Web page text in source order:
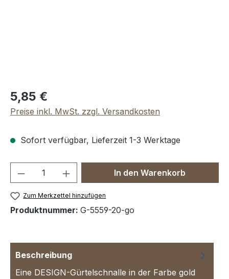
Regulärer Preis:
5,85 €
Preise inkl. MwSt. zzgl. Versandkosten
Sofort verfügbar, Lieferzeit 1-3 Werktage
Produkt Anzahl: Gib denIn den Warenkorb
Zum Merkzettel hinzufügen
Produktnummer: G-5559-20-go
Beschreibung
Eine DESIGN-Gürtelschnalle in der Farbe gold